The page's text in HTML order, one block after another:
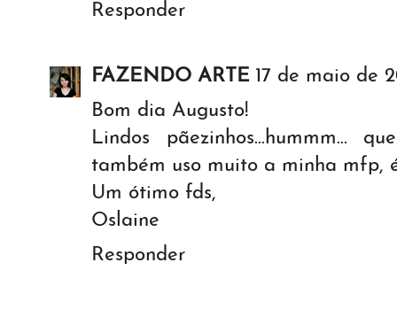
Responder
FAZENDO ARTE 17 de maio de
Bom dia Augusto!
Lindos pãezinhos...hummm...
também uso muito a minha mfp,
Um ótimo fds,
Oslaine
Responder